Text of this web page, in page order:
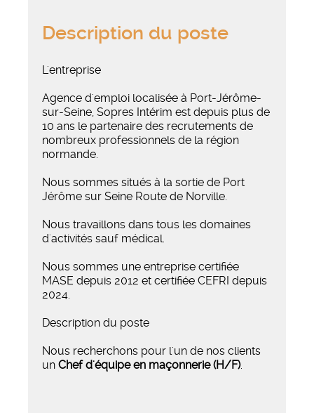
Description du poste
L'entreprise
Agence d'emploi localisée à Port-Jérôme-
sur-Seine, Sopres Intérim est depuis plus de
10 ans le partenaire des recrutements de
nombreux professionnels de la région
normande.
Nous sommes situés à la sortie de Port
Jérôme sur Seine Route de Norville.
Nous travaillons dans tous les domaines
d'activités sauf médical.
Nous sommes une entreprise certifiée
MASE depuis 2012 et certifiée CEFRI depuis
2024.
Description du poste
Nous recherchons pour l'un de nos clients
un Chef d'équipe en maçonnerie (H/F).